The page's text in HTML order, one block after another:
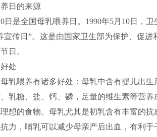
日的来源
日是全国母乳喂养日。1990年5月10日，
宣传日”。这是由国家卫生部为保护、促
日。
处
乳喂养有诸多好处：母乳中含有婴儿出
乳糖、盐、钙、磷，足量的维生素等营
想的食物。母乳尤其是初乳含有丰富的
力，哺乳可以减少母亲产后出血，有利